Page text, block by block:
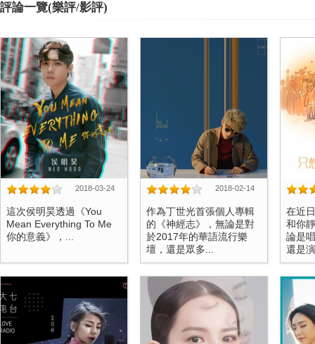
評論一覽(樂評/影評)
2018-03-24
這次侯明昊透過《You
Mean Everything To Me
你的意義》，...
2018-02-14
作為丁世光首張個人專輯
的《神經志》，無論是對
於2017年的華語流行樂
壇，還是眾多...
在近
和你
論是
還是